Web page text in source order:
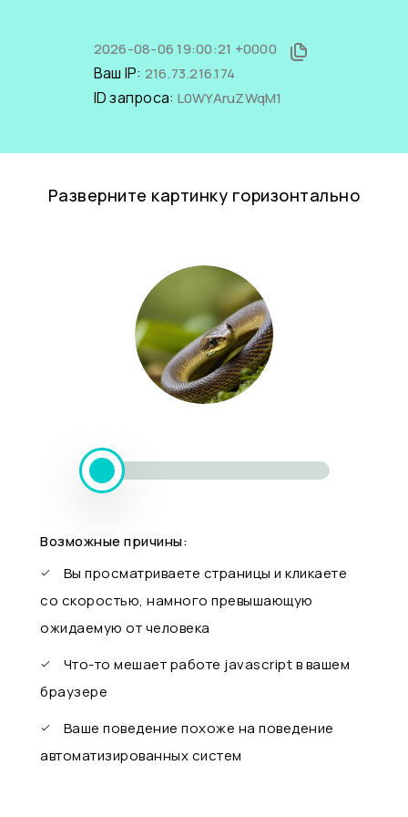
2026-08-06 19:00:21 +0000
Ваш IP: 216.73.216.174
ID запроса: L0WYAruZWqM1
Разверните картинку горизонтально
Возможные причины:
Вы просматриваете страницы и кликаете
со скоростью, намного превышающую
ожидаемую от человека
Что-то мешает работе javascript в вашем
браузере
Ваше поведение похоже на поведение
автоматизированных систем